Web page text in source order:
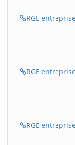
RGE
RGE
RGE